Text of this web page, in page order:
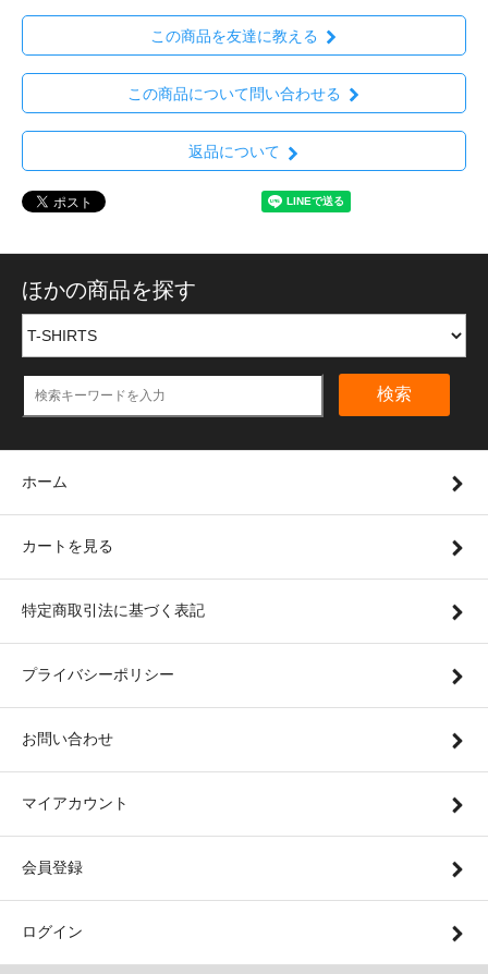
この商品を友達に教える
この商品について問い合わせる
返品について
ほかの商品を探す
検索
ホーム
カートを見る
特定商取引法に基づく表記
プライバシーポリシー
お問い合わせ
マイアカウント
会員登録
ログイン